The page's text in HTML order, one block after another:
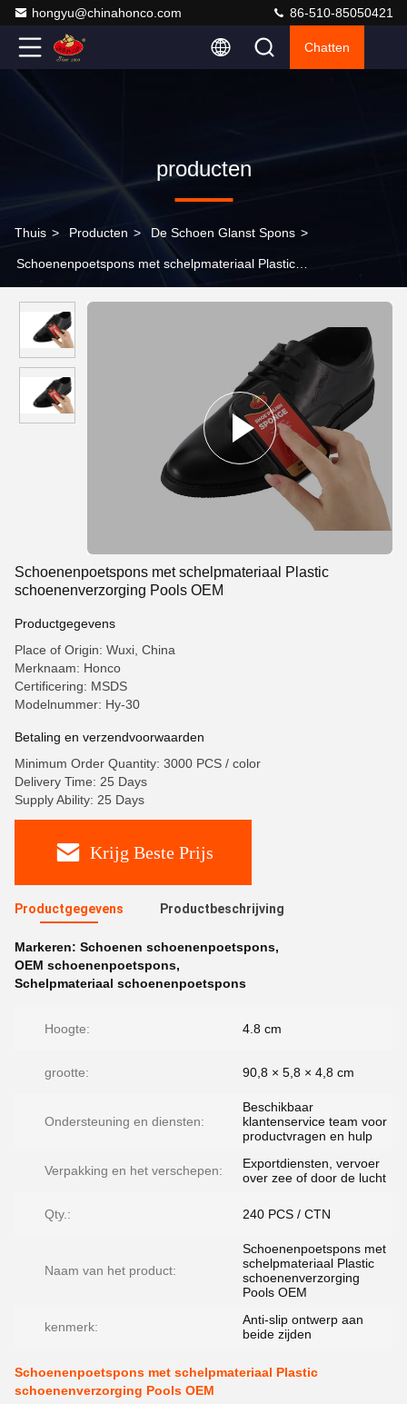
hongyu@chinahonco.com 86-510-85050421
Chatten
producten
Thuis > Producten > De Schoen Glanst Spons >
Schoenenpoetspons met schelpmateriaal Plastic
Schoenenpoetspons met schelpmateriaal Plastic
schoenenverzorging Pools OEM
Productgegevens
Place of Origin: Wuxi, China
Merknaam: Honco
Certificering: MSDS
Modelnummer: Hy-30
Betaling en verzendvoorwaarden
Minimum Order Quantity: 3000 PCS / color
Delivery Time: 25 Days
Supply Ability: 25 Days
Krijg Beste Prijs
Productgegevens Productbeschrijving
Markeren: Schoenen schoenenpoetspons,
OEM schoenenpoetspons,
Schelpmateriaal schoenenpoetspons
Hoogte: 4.8 cm
grootte: 90,8 × 5,8 × 4,8 cm
Ondersteuning en diensten:
Beschikbaar
klantenservice team voor
productvragen en hulp
Verpakking en het verschepen:
Exportdiensten, vervoer
over zee of door de lucht
Qty.: 240 PCS / CTN
Naam van het product:
Schoenenpoetspons met
schelpmateriaal Plastic
schoenenverzorging
Pools OEM
kenmerk:
Anti-slip ontwerp aan
beide zijden
Schoenenpoetspons met schelpmateriaal Plastic
schoenenverzorging Pools OEM